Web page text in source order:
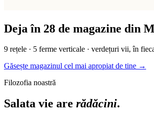
Deja în 28 de magazine din
9 rețele · 5 ferme verticale · verdețuri vii, în
Găsește magazinul cel mai apropiat de tine →
Filozofia noastră
Salata vie are rădăcini.